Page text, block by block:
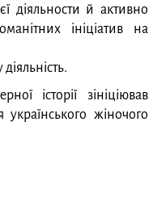
діяльности й активно
ініціатив на
історії зініціював
жіночого